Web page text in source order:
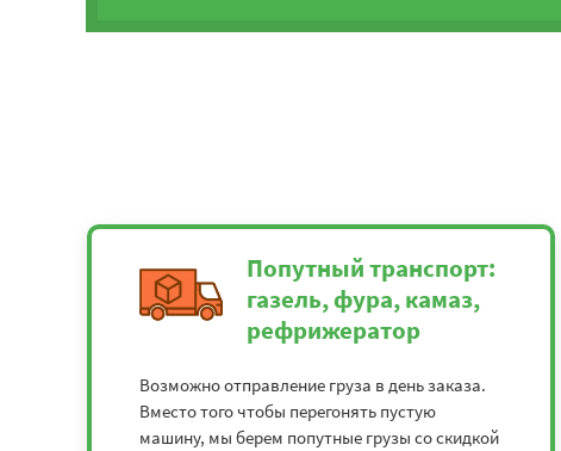
Попутный транспорт:
газель, фура, камаз,
рефрижератор
Возможно отправление груза в день заказа.
Вместо того чтобы перегонять пустую
машину, мы берем попутные грузы со скидкой